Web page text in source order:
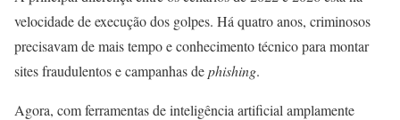
velocidade de execução dos golpes. Há quatro anos, criminosos
precisavam de mais tempo e conhecimento técnico para montar
sites fraudulentos e campanhas dephishing.
Agora, com ferramentas de inteligência artificial amplamente